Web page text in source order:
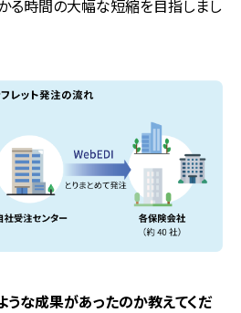
る時間の大幅な短縮を目指しまし
ような成果があったのか教えてくだ